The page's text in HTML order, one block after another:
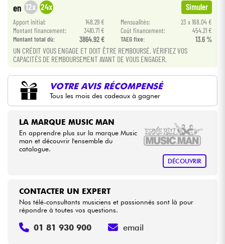
Packs
Voir nos marques
en 12x 24x Simuler
Apport initial: 148.29 € Mensualités:
23 x 168.04 €
Montant financement:
3410.71 € Coût financement:
454.21 €
Montant total dù:
3864.92 € TAEG fixe: 13.6 %
UN CRÉDIT VOUS ENGAGE ET DOIT ÊTRE REMBOURSÉ. VÉRIFIEZ VOS
CAPACITÉS DE REMBOURSEMENT AVANT DE VOUS ENGAGER.
VOTRE AVIS RÉCOMPENSÉ
Tous les mois des cadeaux à gagner
LA MARQUE MUSIC MAN
En apprendre plus sur la marque Music
man et découvrir l'ensemble du
catalogue.
DÉCOUVRIR
CONTACTER UN EXPERT
Nos télé-consultants musiciens et passionnés sont là pour
répondre à toutes vos questions.
01 81 930 900 email